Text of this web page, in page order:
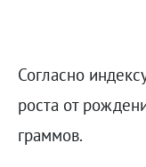
Согласно
роста от
граммов.